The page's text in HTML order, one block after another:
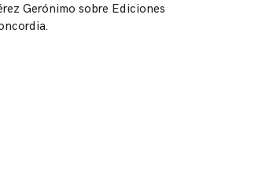
Gerónimo sobre Ediciones